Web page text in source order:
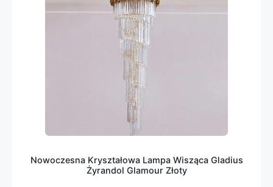
Nowoczesna Kryształowa Lampa Wisząca Gladius
Żyrandol Glamour Złoty